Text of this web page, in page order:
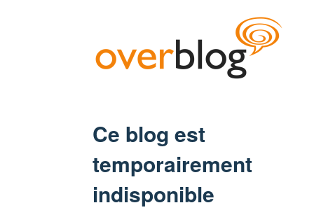
Ce blog est
temporairement
indisponible